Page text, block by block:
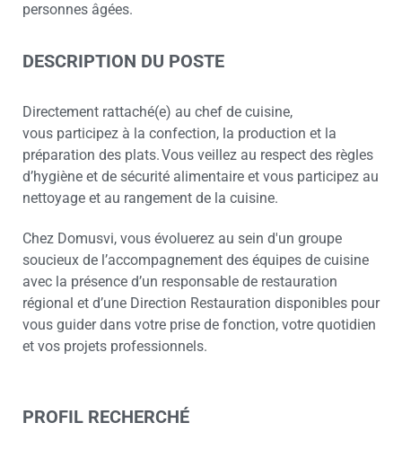
personnes âgées.
DESCRIPTION DU POSTE
Directement rattaché(e) au chef de cuisine,
vous participez à la confection, la production et la
préparation des plats. Vous veillez au respect des règles
d’hygiène et de sécurité alimentaire et vous participez au
nettoyage et au rangement de la cuisine.
Chez Domusvi, vous évoluerez au sein d'un groupe
soucieux de l’accompagnement des équipes de cuisine
avec la présence d’un responsable de restauration
régional et d’une Direction Restauration disponibles pour
vous guider dans votre prise de fonction, votre quotidien
et vos projets professionnels.
PROFIL RECHERCHÉ